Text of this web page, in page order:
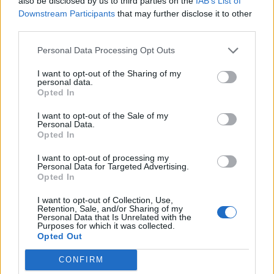
Downstream Participants that may further disclose it to other
Personal Data Processing Opt Outs
I want to opt-out of the Sharing of my
personal data.
Opted In
I want to opt-out of the Sale of my
Personal Data.
Opted In
I want to opt-out of processing my
Personal Data for Targeted Advertising.
Opted In
I want to opt-out of Collection, Use,
Retention, Sale, and/or Sharing of my
Personal Data that Is Unrelated with the
Purposes for which it was collected.
Opted Out
CONFIRM